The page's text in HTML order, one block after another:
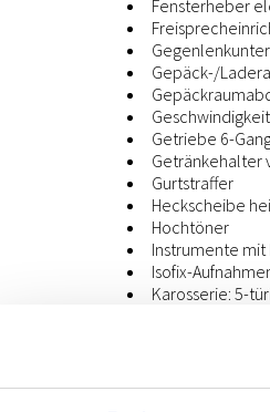
Fensterheber
Gepäck-/
Getriebe 6-
Getränkehalter
Gurtstraffer
Heckscheibe
Hochtöner
Instrumente mit
Isofix-
Karosserie: 5-
Kühlergrill